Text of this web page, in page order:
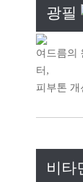
광필
여드름의
터,
피부톤
비타